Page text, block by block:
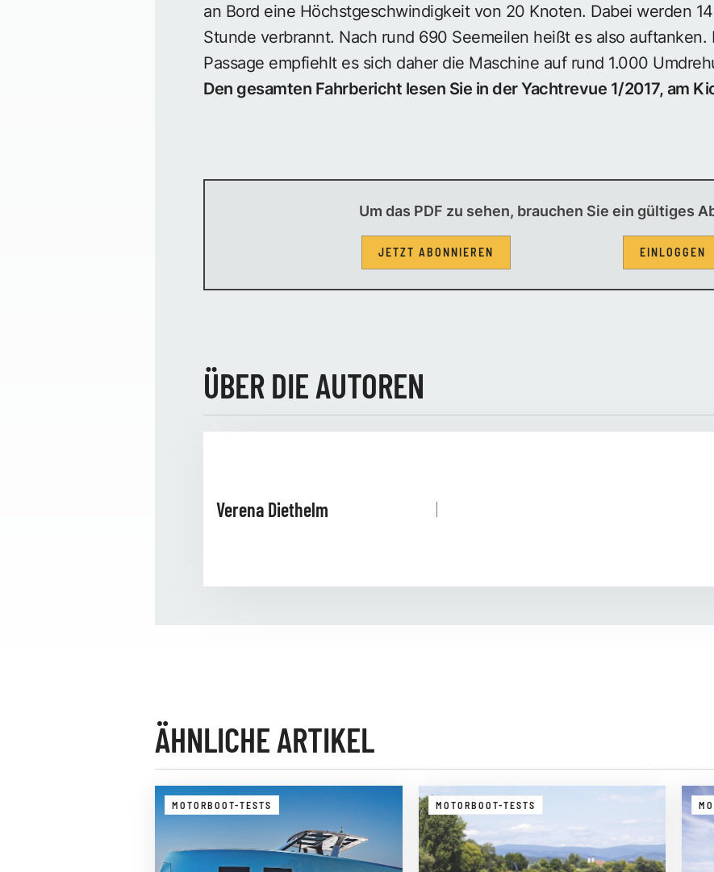
an Bord eine Höchstgeschwindigkeit von 20 Knoten. Dabei werden
Stunde verbrannt. Nach rund 690 Seemeilen heißt es also auftanken.
Passage empfiehlt es sich daher die Maschine auf rund 1.000
Den gesamten Fahrbericht lesen Sie in der Yachtrevue 1/2017, am
Um das PDF zu sehen, brauchen Sie ein gültiges
JETZT ABONNIEREN EINLOGGEN
ÜBER DIE AUTOREN
Verena Diethelm
ÄHNLICHE ARTIKEL
MOTORBOOT-TESTS MOTORBOOT-TESTS